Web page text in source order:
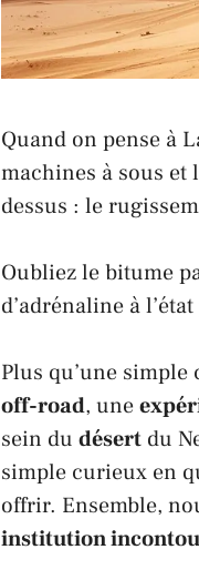
Quand on pense à
machines à sous et
dessus : le
Oubliez le bitume
d’adrénaline à
Plus qu’une
off-road, une
sein du désert du
simple curieux en
offrir. Ensemble,
institution